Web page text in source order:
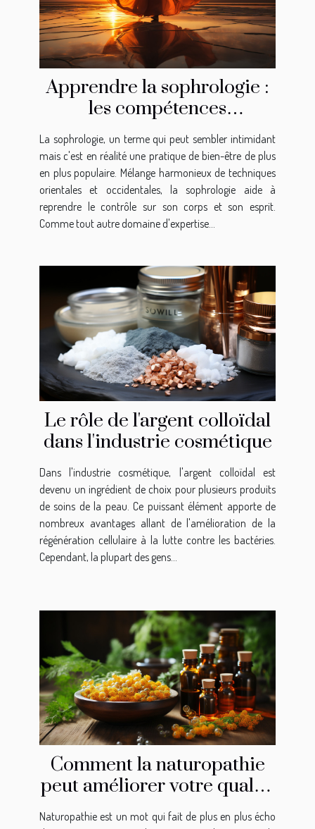
Apprendre la sophrologie :
les compétences
nécessaires
La sophrologie, un terme qui peut sembler intimidant
mais c'est en réalité une pratique de bien-être de plus
en plus populaire. Mélange harmonieux de techniques
orientales et occidentales, la sophrologie aide à
reprendre le contrôle sur son corps et son esprit.
Comme tout autre domaine d'expertise...
Le rôle de l'argent colloïdal
dans l'industrie cosmétique
Dans l'industrie cosmétique, l'argent colloïdal est
devenu un ingrédient de choix pour plusieurs produits
de soins de la peau. Ce puissant élément apporte de
nombreux avantages allant de l'amélioration de la
régénération cellulaire à la lutte contre les bactéries.
Cependant, la plupart des gens...
Comment la naturopathie
peut améliorer votre qualité
de vie à Pully
Naturopathie est un mot qui fait de plus en plus écho